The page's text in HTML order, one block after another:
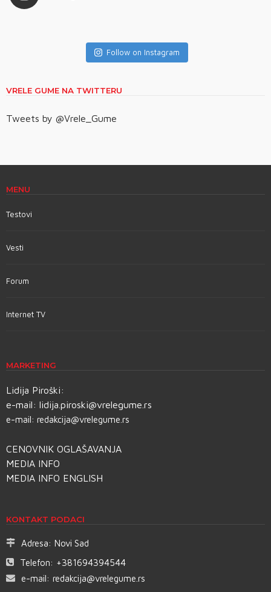
Follow on Instagram
VRELE GUME NA TWITTERU
Tweets by @Vrele_Gume
MENU
Testovi
Vesti
Forum
Internet TV
MARKETING
Lidija Piroški:
e-mail: lidija.piroski@vrelegume.rs
e-mail: redakcija@vrelegume.rs
CENOVNIK OGLAŠAVANJA
MEDIA INFO
MEDIA INFO ENGLISH
KONTAKT PODACI
Adresa: Novi Sad
Telefon: +381694394544
e-mail: redakcija@vrelegume.rs